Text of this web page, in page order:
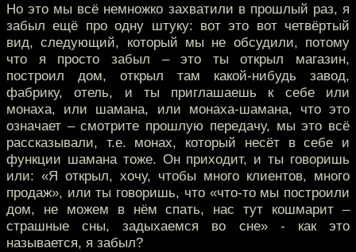
Но это мы всё немножко захватили в прошлый раз, я
забыл ещё про одну штуку: вот это вот четвёртый
вид, следующий, который мы не обсудили, потому
что я просто забыл – это ты открыл магазин,
построил дом, открыл там какой-нибудь завод,
фабрику, отель, и ты приглашаешь к себе или
монаха, или шамана, или монаха-шамана, что это
означает – смотрите прошлую передачу, мы это всё
рассказывали, т.е. монах, который несёт в себе и
функции шамана тоже. Он приходит, и ты говоришь
или: «Я открыл, хочу, чтобы много клиентов, много
продаж», или ты говоришь, что «что-то мы построили
дом, не можем в нём спать, нас тут кошмарит –
страшные сны, задыхаемся во сне» - как это
называется, я забыл?